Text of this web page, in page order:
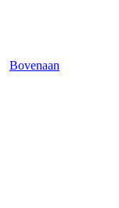
Bovenaan